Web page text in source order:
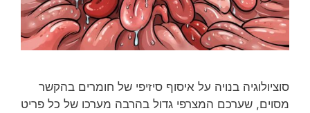
סוציולוגיה בנויה על איסוף סיזיפי של חומרים בהקשר
מסוים, שערכם המצרפי גדול בהרבה מערכו של כל פריט